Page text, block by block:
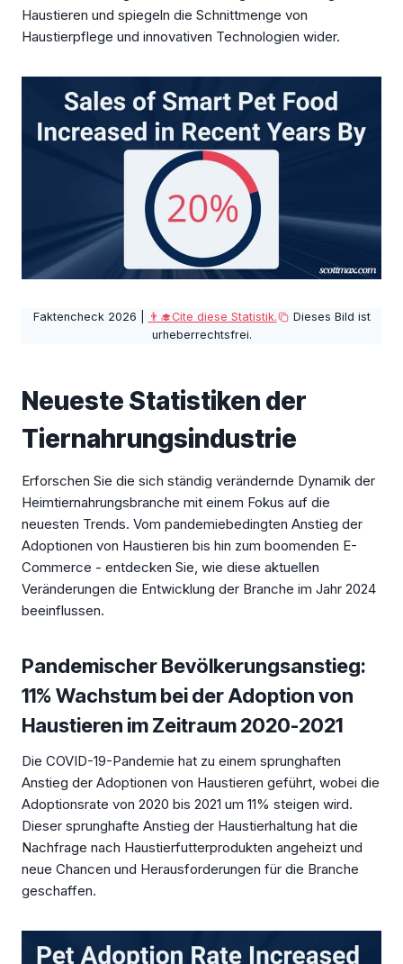
Haustieren und spiegeln die Schnittmenge von
Haustierpflege und innovativen Technologien wider.
Faktencheck 2026 | 👨‍🎓Cite diese Statistik.
Dieses Bild ist
urheberrechtsfrei.
Neueste Statistiken der
Tiernahrungsindustrie
Erforschen Sie die sich ständig verändernde Dynamik der
Heimtiernahrungsbranche mit einem Fokus auf die
neuesten Trends. Vom pandemiebedingten Anstieg der
Adoptionen von Haustieren bis hin zum boomenden E-
Commerce - entdecken Sie, wie diese aktuellen
Veränderungen die Entwicklung der Branche im Jahr 2024
beeinflussen.
Pandemischer Bevölkerungsanstieg:
11% Wachstum bei der Adoption von
Haustieren im Zeitraum 2020-2021
Die COVID-19-Pandemie hat zu einem sprunghaften
Anstieg der Adoptionen von Haustieren geführt, wobei die
Adoptionsrate von 2020 bis 2021 um 11% steigen wird.
Dieser sprunghafte Anstieg der Haustierhaltung hat die
Nachfrage nach Haustierfutterprodukten angeheizt und
neue Chancen und Herausforderungen für die Branche
geschaffen.